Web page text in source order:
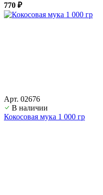
770 ₽
Арт. 02676
В наличии
Кокосовая мука 1 000 гр